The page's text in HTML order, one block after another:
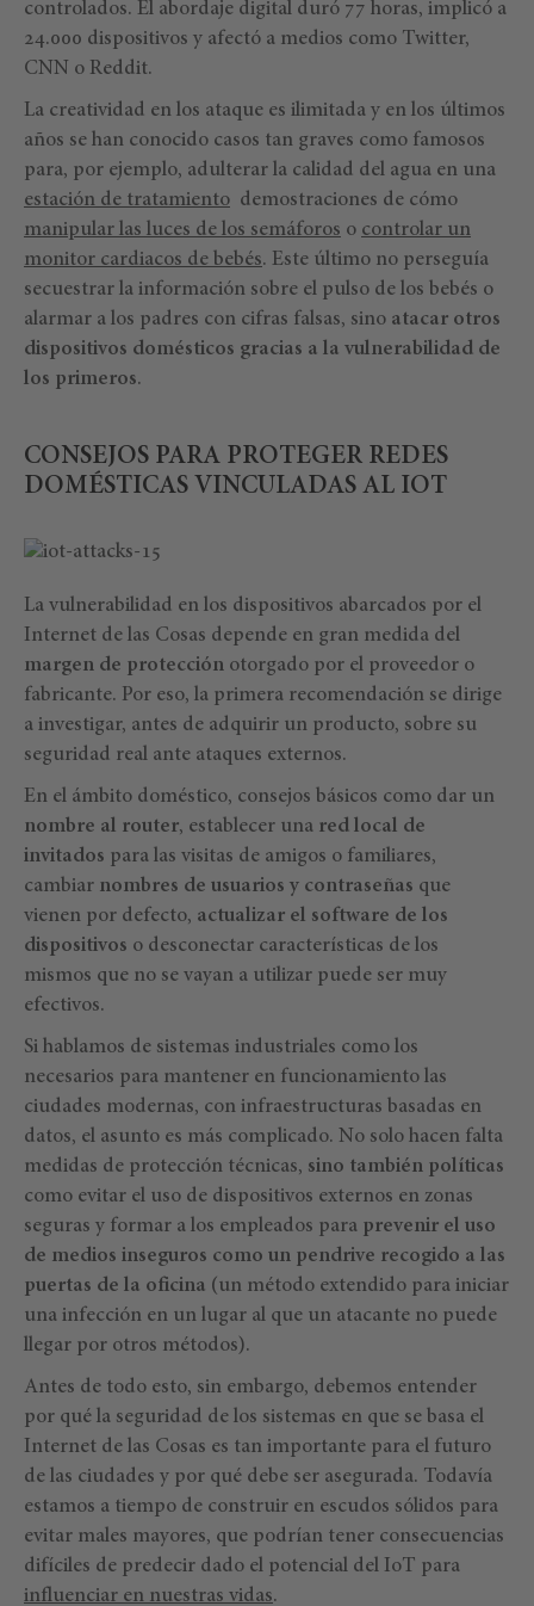
controlados. El abordaje digital duró 77 horas, implicó a
24.000 dispositivos y afectó a medios como Twitter,
CNN o Reddit.
La creatividad en los ataque es ilimitada y en los últimos
años se han conocido casos tan graves como famosos
para, por ejemplo, adulterar la calidad del agua en una
estación de tratamiento demostraciones de cómo
manipular las luces de los semáforos o controlar un
monitor cardiacos de bebés. Este último no perseguía
secuestrar la información sobre el pulso de los bebés o
alarmar a los padres con cifras falsas, sino atacar otros
dispositivos domésticos gracias a la vulnerabilidad de
los primeros.
CONSEJOS PARA PROTEGER REDES
DOMÉSTICAS VINCULADAS AL IOT
La vulnerabilidad en los dispositivos abarcados por el
Internet de las Cosas depende en gran medida del
margen de protección otorgado por el proveedor o
fabricante. Por eso, la primera recomendación se dirige
a investigar, antes de adquirir un producto, sobre su
seguridad real ante ataques externos.
En el ámbito doméstico, consejos básicos como dar un
nombre al router, establecer una red local de
invitados para las visitas de amigos o familiares,
cambiar nombres de usuarios y contraseñas que
vienen por defecto, actualizar el software de los
dispositivos o desconectar características de los
mismos que no se vayan a utilizar puede ser muy
efectivos.
Si hablamos de sistemas industriales como los
necesarios para mantener en funcionamiento las
ciudades modernas, con infraestructuras basadas en
datos, el asunto es más complicado. No solo hacen falta
medidas de protección técnicas, sino también políticas
como evitar el uso de dispositivos externos en zonas
seguras y formar a los empleados para prevenir el uso
de medios inseguros como un pendrive recogido a las
puertas de la oficina (un método extendido para iniciar
una infección en un lugar al que un atacante no puede
llegar por otros métodos).
Antes de todo esto, sin embargo, debemos entender
por qué la seguridad de los sistemas en que se basa el
Internet de las Cosas es tan importante para el futuro
de las ciudades y por qué debe ser asegurada. Todavía
estamos a tiempo de construir en escudos sólidos para
evitar males mayores, que podrían tener consecuencias
difíciles de predecir dado el potencial del IoT para
influenciar en nuestras vidas.